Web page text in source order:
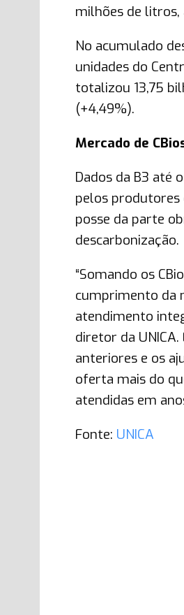
milhões de
No acumulado
unidades do
totalizou 13,75
(+4,49%).
Mercado de
Dados da B3 até
pelos produtores
posse da parte
descarbonização.
“Somando os
cumprimento da
atendimento
diretor da
anteriores e os
oferta mais do
atendidas em
Fonte: UNICA